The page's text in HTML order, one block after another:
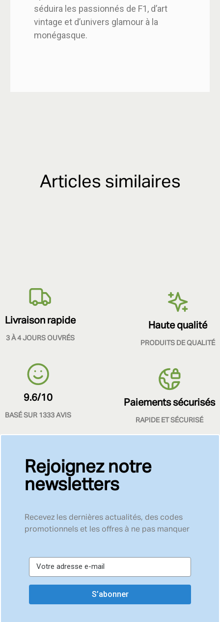
séduira les passionnés de F1, d’art
vintage et d’univers glamour à la
monégasque.
Articles similaires
Livraison rapide
3 À 4 JOURS OUVRÉS
Haute qualité
PRODUITS DE QUALITÉ
9.6/10
BASÉ SUR 1333 AVIS
Paiements sécurisés
RAPIDE ET SÉCURISÉ
Rejoignez notre
newsletters
Recevez les dernières actualités, des codes
promotionnels et les offres à ne pas manquer
S’abonner